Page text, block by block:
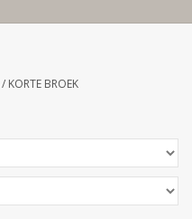
/ KORTE BROEK